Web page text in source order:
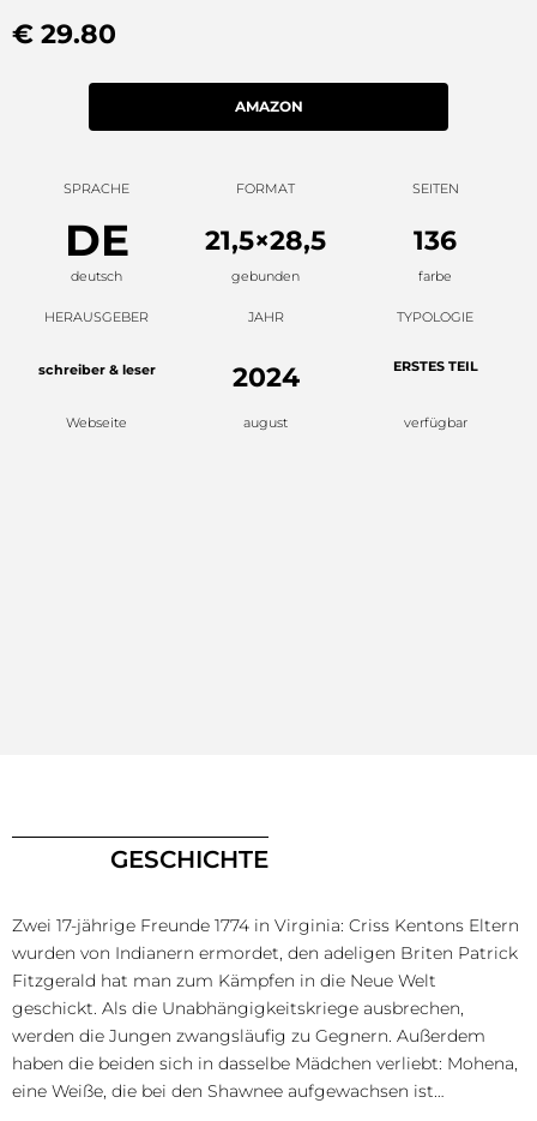
€ 29.80
AMAZON
SPRACHE
DE
deutsch
FORMAT
21,5×28,5
gebunden
SEITEN
136
farbe
HERAUSGEBER
schreiber & leser
Webseite
JAHR
2024
august
TYPOLOGIE
ERSTES TEIL
verfügbar
GESCHICHTE
Zwei 17-jährige Freunde 1774 in Virginia: Criss Kentons Eltern
wurden von Indianern ermordet, den adeligen Briten Patrick
Fitzgerald hat man zum Kämpfen in die Neue Welt
geschickt. Als die Unabhängigkeitskriege ausbrechen,
werden die Jungen zwangsläufig zu Gegnern. Außerdem
haben die beiden sich in dasselbe Mädchen verliebt: Mohena,
eine Weiße, die bei den Shawnee aufgewachsen ist…